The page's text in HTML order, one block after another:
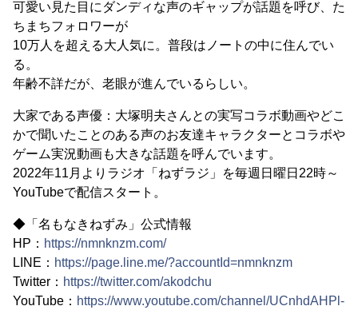
可愛い見た目にダンディな声のギャップが話題を呼び、た
ちまちフォロワーが
10万人を超える大人気に。普段はノートの中に住んでい
る。
年齢不詳だが、老眼が進んでいるらしい。
大家である声優：大塚明夫さんとの実写コラボ動画やどこ
かで聞いたことのある声のお友達キャラクターとコラボや
ゲーム実況動画も大きな話題を呼んでいます。
2022年11月よりラジオ「ねずラジ」を毎週日曜日22時～
YouTubeで配信スタート。
◆「名もなきねずみ」公式情報
HP： https://nmnknzm.com/
LINE： https://page.line.me/?accountId=nmnknzm
Twitter： https://twitter.com/akodchu
YouTube： https://www.youtube.com/channel/UCnhdAHPl-